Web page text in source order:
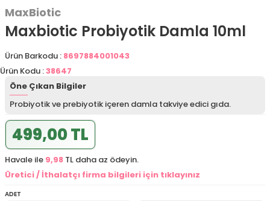
MaxBiotic
Maxbiotic Probiyotik Damla 10ml
Ürün Barkodu : 8697884001043
Ürün Kodu :38647
Öne Çıkan Bilgiler
Probiyotik ve prebiyotik içeren damla takviye edici gıda.
499,00 TL
Havale ile 9,98 TL daha az ödeyin.
Üretici / İthalatçı firma bilgileri için tıklayınız
ADET